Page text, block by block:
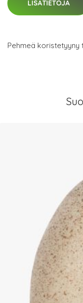
LISÄTIETOJA
Pehmeä koristetyyny